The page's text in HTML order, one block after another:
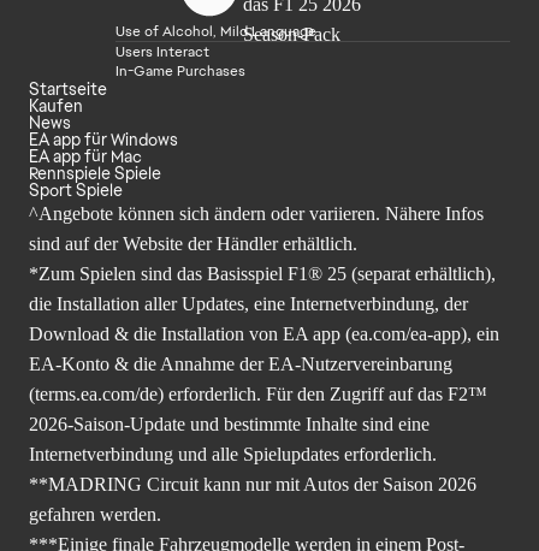
Use of Alcohol, Mild Language
In-Game Purchases
Startseite
Kaufen
News
EA app für Windows
EA app für Mac
Sport Spiele
^Angebote können sich ändern oder variieren. Nähere Infos
sind auf der Website der Händler erhältlich.
*Zum Spielen sind das Basisspiel F1® 25 (separat erhältlich),
die Installation aller Updates, eine Internetverbindung, der
Download & die Installation von EA app (ea.com/ea-app), ein